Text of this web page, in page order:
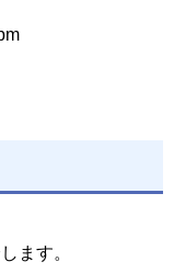
ます。